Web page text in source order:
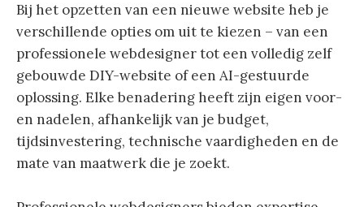
Bij het opzetten van een nieuwe website heb je
verschillende opties om uit te kiezen – van een
professionele webdesigner tot een volledig zelf
gebouwde DIY-website of een AI-gestuurde
oplossing. Elke benadering heeft zijn eigen voor-
en nadelen, afhankelijk van je budget,
tijdsinvestering, technische vaardigheden en de
mate van maatwerk die je zoekt.